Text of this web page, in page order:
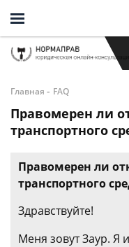
Главная - FAQ
Правомерен ли
транспортного
Правомерен ли
транспортного
Здравствуйте!
Меня зовут Заур. Я